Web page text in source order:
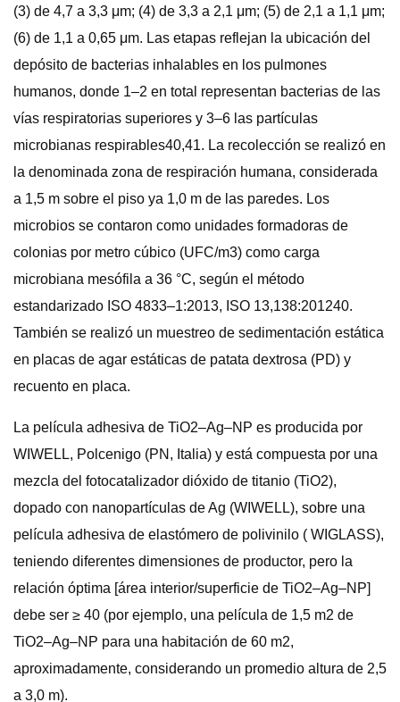
(3) de 4,7 a 3,3 μm; (4) de 3,3 a 2,1 μm; (5) de 2,1 a 1,1 μm;
(6) de 1,1 a 0,65 μm. Las etapas reflejan la ubicación del
depósito de bacterias inhalables en los pulmones
humanos, donde 1–2 en total representan bacterias de las
vías respiratorias superiores y 3–6 las partículas
microbianas respirables40,41. La recolección se realizó en
la denominada zona de respiración humana, considerada
a 1,5 m sobre el piso ya 1,0 m de las paredes. Los
microbios se contaron como unidades formadoras de
colonias por metro cúbico (UFC/m3) como carga
microbiana mesófila a 36 °C, según el método
estandarizado ISO 4833–1:2013, ISO 13,138:201240.
También se realizó un muestreo de sedimentación estática
en placas de agar estáticas de patata dextrosa (PD) y
recuento en placa.
La película adhesiva de TiO2–Ag–NP es producida por
WIWELL, Polcenigo (PN, Italia) y está compuesta por una
mezcla del fotocatalizador dióxido de titanio (TiO2),
dopado con nanopartículas de Ag (WIWELL), sobre una
película adhesiva de elastómero de polivinilo ( WIGLASS),
teniendo diferentes dimensiones de productor, pero la
relación óptima [área interior/superficie de TiO2–Ag–NP]
debe ser ≥ 40 (por ejemplo, una película de 1,5 m2 de
TiO2–Ag–NP para una habitación de 60 m2,
aproximadamente, considerando un promedio altura de 2,5
a 3,0 m).